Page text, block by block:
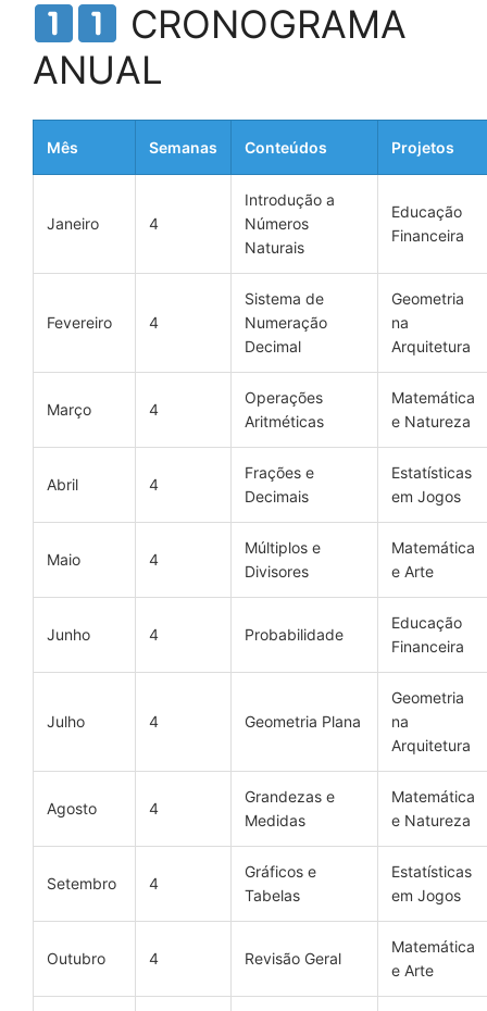
CRONOGRAMA
ANUAL
Mês Semanas Conteúdos Projetos
Janeiro 4
Introdução a
Números
Naturais
Educação
Financeira
Fevereiro 4
Sistema de
Numeração
Decimal
Geometria
na
Arquitetura
Março 4
Operações
Aritméticas
Matemática
e Natureza
Abril 4
Frações e
Decimais
Estatísticas
em Jogos
Maio 4
Múltiplos e
Divisores
Matemática
e Arte
Junho 4 Probabilidade
Educação
Financeira
Julho 4 Geometria Plana
Geometria
na
Arquitetura
Agosto 4
Grandezas e
Medidas
Matemática
e Natureza
Setembro 4
Gráficos e
Tabelas
Estatísticas
em Jogos
Outubro 4 Revisão Geral
Matemática
e Arte